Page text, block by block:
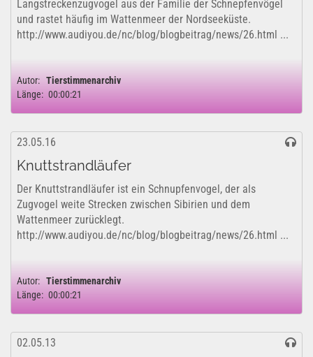
Langstreckenzugvogel aus der Familie der Schnepfenvögel
und rastet häufig im Wattenmeer der Nordseeküste.
http://www.audiyou.de/nc/blog/blogbeitrag/news/26.html ...
Autor: Tierstimmenarchiv
Länge: 00:00:21
23.05.16
Knuttstrandläufer
Der Knuttstrandläufer ist ein Schnupfenvogel, der als
Zugvogel weite Strecken zwischen Sibirien und dem
Wattenmeer zurücklegt.
http://www.audiyou.de/nc/blog/blogbeitrag/news/26.html ...
Autor: Tierstimmenarchiv
Länge: 00:00:21
02.05.13